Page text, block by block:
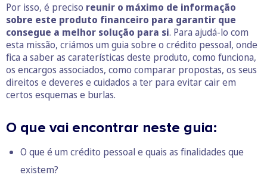
Por isso, é preciso reunir o máximo de informação
sobre este produto financeiro para garantir que
consegue a melhor solução para si. Para ajudá-lo com
esta missão, criámos um guia sobre o crédito pessoal, onde
fica a saber as caraterísticas deste produto, como funciona,
os encargos associados, como comparar propostas, os seus
direitos e deveres e cuidados a ter para evitar cair em
certos esquemas e burlas.
O que vai encontrar neste guia:
O que é um crédito pessoal e quais as finalidades que
existem?